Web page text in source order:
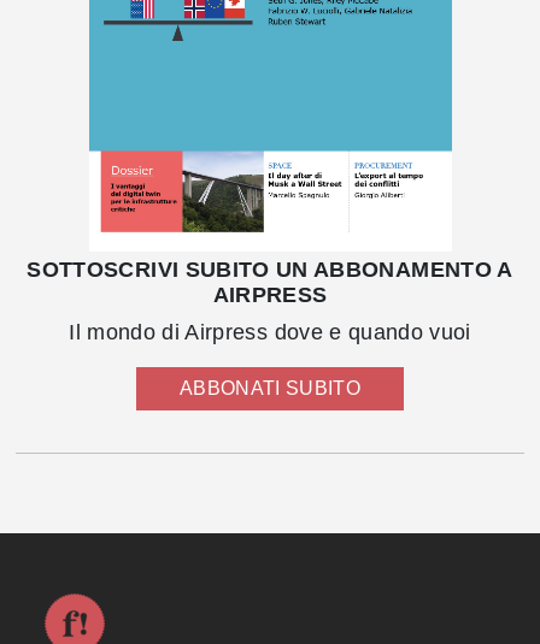
SOTTOSCRIVI SUBITO UN ABBONAMENTO A
AIRPRESS
Il mondo di Airpress dove e quando vuoi
ABBONATI SUBITO